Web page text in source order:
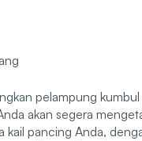
pelampung
akan segera
kail pancing Anda,